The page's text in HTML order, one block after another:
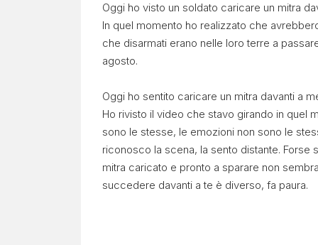
Oggi ho visto un soldato caricare un mitra
In quel momento ho realizzato che
che disarmati erano nelle loro terre a
agosto.
Oggi ho sentito caricare un mitra davanti a
Ho rivisto il video che stavo girando in quel
sono le stesse, le emozioni non sono le
riconosco la scena, la sento distante. Forse
mitra caricato e pronto a sparare non
succedere davanti a te è diverso, fa paura.